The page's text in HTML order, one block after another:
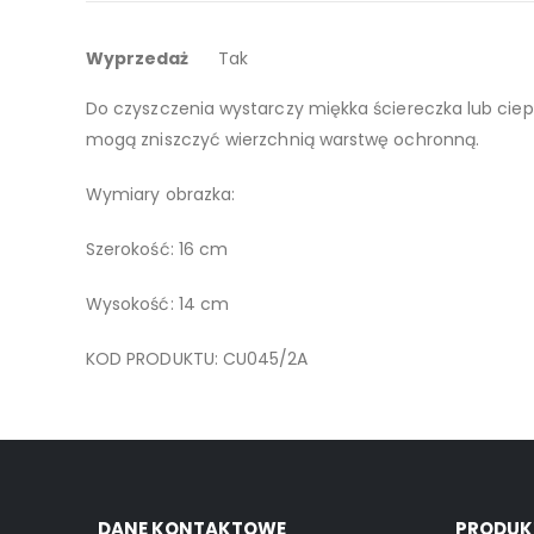
Obrazek malowany na blaszce, można go postawić
Do czyszczenia wystarczy miękka ściereczka lub
mogą zniszczyć wierzchnią warstwę ochronną.
Wymiary obrazka:
Szerokość: 16 cm
Wysokość: 14 cm
KOD PRODUKTU: CU045/2A
Więcej
Wyprzedaż Tak
DANE KONTAKTOWE